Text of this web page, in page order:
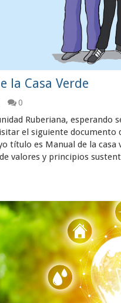
la Casa Verde
0
Ruberiana, esperando
el siguiente documento
título es Manual de la
valores y principios